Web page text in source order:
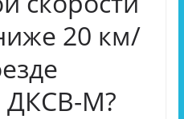
20 км/
ДКСВ-М?